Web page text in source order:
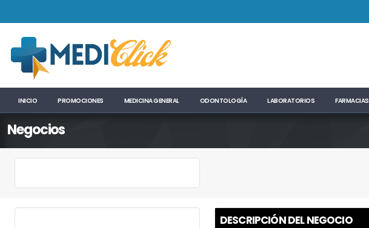
INICIO PROMOCIONES MEDICINA GENERAL ODONTOLOGÍA LABORATORIOS FARMACIAS
Negocios
DESCRIPCIÓN DEL NEGOCIO